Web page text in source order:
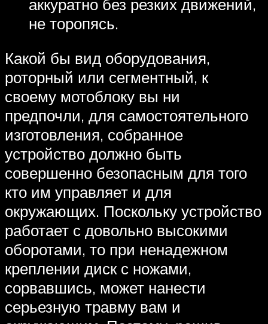
аккуратно без резких движений,
не торопясь.
Какой бы вид оборудования,
роторный или сегментный, к
своему мотоблоку вы ни
предпочли, для самостоятельного
изготовления, собранное
устройство должно быть
совершенно безопасным для того
кто им управляет и для
окружающих. Поскольку устройство
работает с довольно высокими
оборотами, то при ненадежном
креплении диск с ножами,
сорвавшись, может нанести
серьезную травму вам и